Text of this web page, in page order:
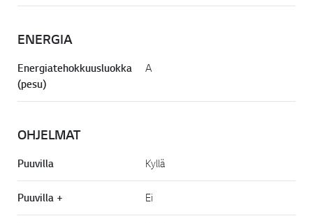
ENERGIA
Energiatehokkuusluokka
(pesu)
A
OHJELMAT
Puuvilla Kyllä
Puuvilla + Ei